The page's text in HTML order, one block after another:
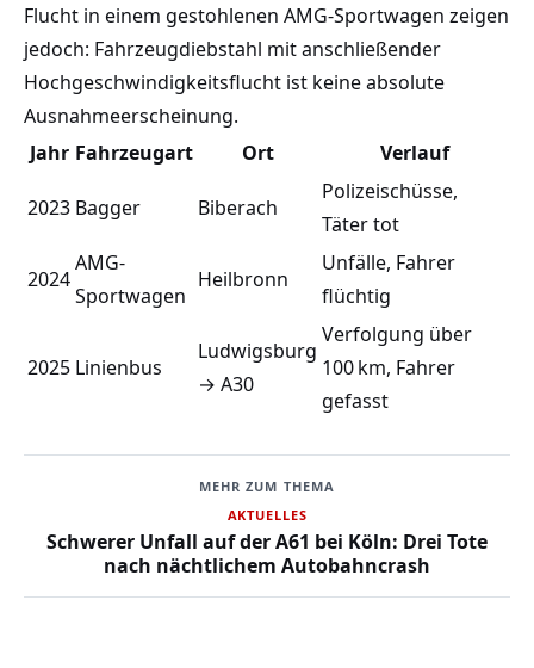
Flucht in einem gestohlenen AMG-Sportwagen zeigen
jedoch: Fahrzeugdiebstahl mit anschließender
Hochgeschwindigkeitsflucht ist keine absolute
Ausnahmeerscheinung.
Jahr Fahrzeugart Ort Verlauf
2023 Bagger Biberach
Polizeischüsse,
Täter tot
2024
AMG-
Sportwagen
Heilbronn
Unfälle, Fahrer
flüchtig
2025 Linienbus
Ludwigsburg
→ A30
Verfolgung über
100 km, Fahrer
gefasst
MEHR ZUM THEMA
AKTUELLES
Schwerer Unfall auf der A61 bei Köln: Drei Tote
nach nächtlichem Autobahncrash